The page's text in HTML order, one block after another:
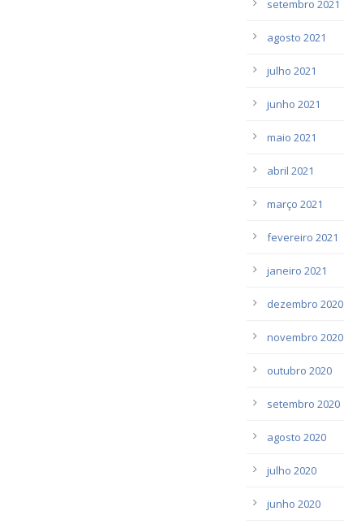
setembro 2021
agosto 2021
julho 2021
junho 2021
maio 2021
abril 2021
março 2021
fevereiro 2021
janeiro 2021
dezembro 2020
novembro 2020
outubro 2020
setembro 2020
agosto 2020
julho 2020
junho 2020